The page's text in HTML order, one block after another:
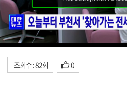
조회수 : 82회 0